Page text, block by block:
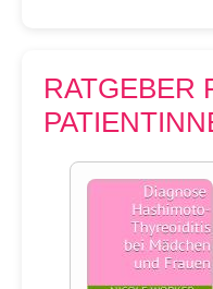
RATGEBER